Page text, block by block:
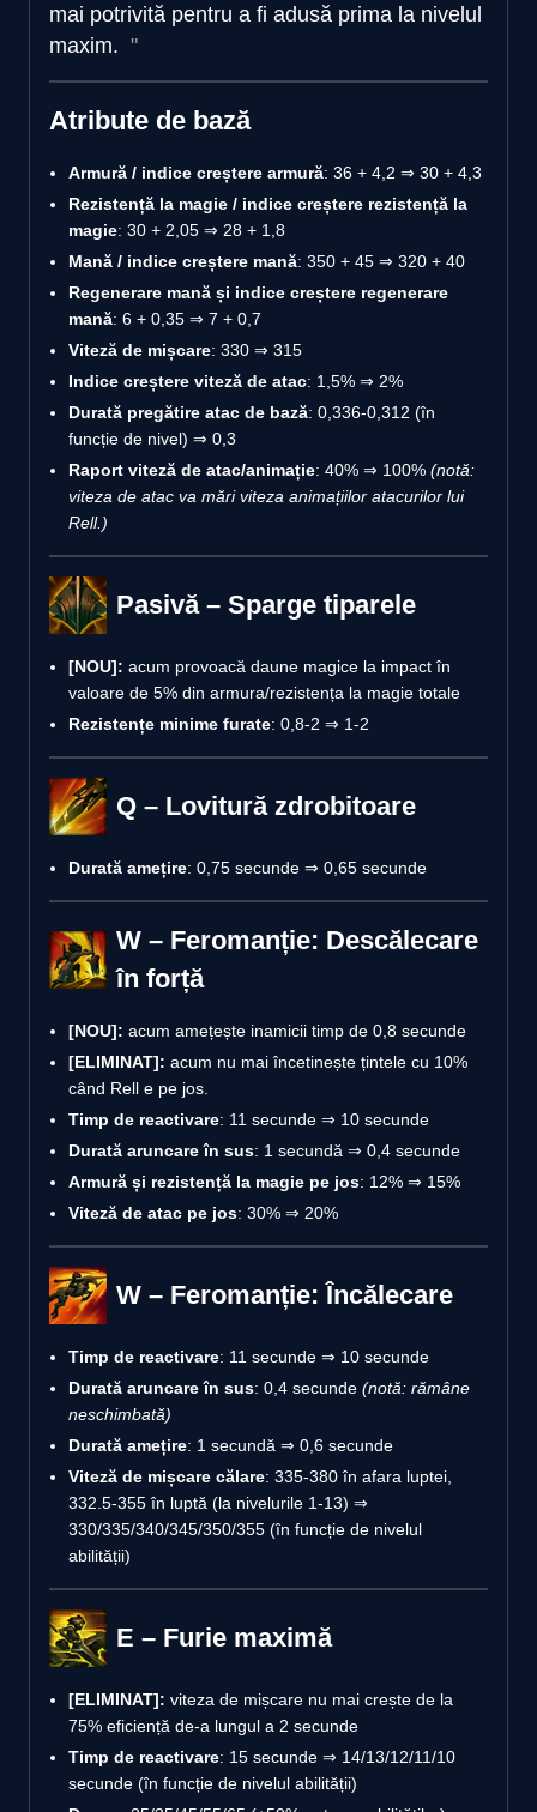
mai potrivită pentru a fi adusă prima la nivelul
maxim.
Atribute de bază
Armură / indice creștere armură: 36 + 4,2 ⇒ 30 + 4,3
Rezistență la magie / indice creștere rezistență la
magie: 30 + 2,05 ⇒ 28 + 1,8
Mană / indice creștere mană: 350 + 45 ⇒ 320 + 40
Regenerare mană și indice creștere regenerare
mană: 6 + 0,35 ⇒ 7 + 0,7
Viteză de mișcare: 330 ⇒ 315
Indice creștere viteză de atac: 1,5% ⇒ 2%
Durată pregătire atac de bază: 0,336-0,312 (în
funcție de nivel) ⇒ 0,3
Raport viteză de atac/animație: 40% ⇒ 100% (notă:
viteza de atac va mări viteza animațiilor atacurilor lui
Rell.)
Pasivă – Sparge tiparele
[NOU]: acum provoacă daune magice la impact în
valoare de 5% din armura/rezistența la magie totale
Rezistențe minime furate: 0,8-2 ⇒ 1-2
Q – Lovitură zdrobitoare
Durată amețire: 0,75 secunde ⇒ 0,65 secunde
W – Feromanție: Descălecare
în forță
[NOU]: acum amețește inamicii timp de 0,8 secunde
[ELIMINAT]: acum nu mai încetinește țintele cu 10%
când Rell e pe jos.
Timp de reactivare: 11 secunde ⇒ 10 secunde
Durată aruncare în sus: 1 secundă ⇒ 0,4 secunde
Armură și rezistență la magie pe jos: 12% ⇒ 15%
Viteză de atac pe jos: 30% ⇒ 20%
W – Feromanție: Încălecare
Timp de reactivare: 11 secunde ⇒ 10 secunde
Durată aruncare în sus: 0,4 secunde (notă: rămâne
neschimbată)
Durată amețire: 1 secundă ⇒ 0,6 secunde
Viteză de mișcare călare: 335-380 în afara luptei,
332.5-355 în luptă (la nivelurile 1-13) ⇒
330/335/340/345/350/355 (în funcție de nivelul
abilității)
E – Furie maximă
[ELIMINAT]: viteza de mișcare nu mai crește de la
75% eficiență de-a lungul a 2 secunde
Timp de reactivare: 15 secunde ⇒ 14/13/12/11/10
secunde (în funcție de nivelul abilității)